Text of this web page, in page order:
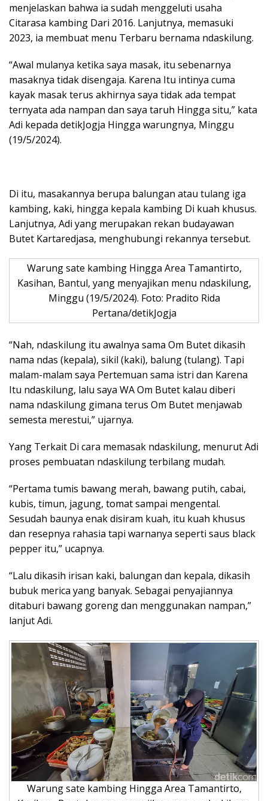
menjelaskan bahwa ia sudah menggeluti usaha
Citarasa kambing Dari 2016. Lanjutnya, memasuki
2023, ia membuat menu Terbaru bernama ndaskilung.
“Awal mulanya ketika saya masak, itu sebenarnya
masaknya tidak disengaja. Karena Itu intinya cuma
kayak masak terus akhirnya saya tidak ada tempat
ternyata ada nampan dan saya taruh Hingga situ,” kata
Adi kepada detikJogja Hingga warungnya, Minggu
(19/5/2024).
Di itu, masakannya berupa balungan atau tulang iga
kambing, kaki, hingga kepala kambing Di kuah khusus.
Lanjutnya, Adi yang merupakan rekan budayawan
Butet Kartaredjasa, menghubungi rekannya tersebut.
Warung sate kambing Hingga Area Tamantirto,
Kasihan, Bantul, yang menyajikan menu ndaskilung,
Minggu (19/5/2024). Foto: Pradito Rida
Pertana/detikJogja
“Nah, ndaskilung itu awalnya sama Om Butet dikasih
nama ndas (kepala), sikil (kaki), balung (tulang). Tapi
malam-malam saya Pertemuan sama istri dan Karena
Itu ndaskilung, lalu saya WA Om Butet kalau diberi
nama ndaskilung gimana terus Om Butet menjawab
semesta merestui,” ujarnya.
Yang Terkait Di cara memasak ndaskilung, menurut Adi
proses pembuatan ndaskilung terbilang mudah.
“Pertama tumis bawang merah, bawang putih, cabai,
kubis, timun, jagung, tomat sampai mengental.
Sesudah baunya enak disiram kuah, itu kuah khusus
dan resepnya rahasia tapi warnanya seperti saus black
pepper itu,” ucapnya.
“Lalu dikasih irisan kaki, balungan dan kepala, dikasih
bubuk merica yang banyak. Sebagai penyajiannya
ditaburi bawang goreng dan menggunakan nampan,”
lanjut Adi.
Warung sate kambing Hingga Area Tamantirto,